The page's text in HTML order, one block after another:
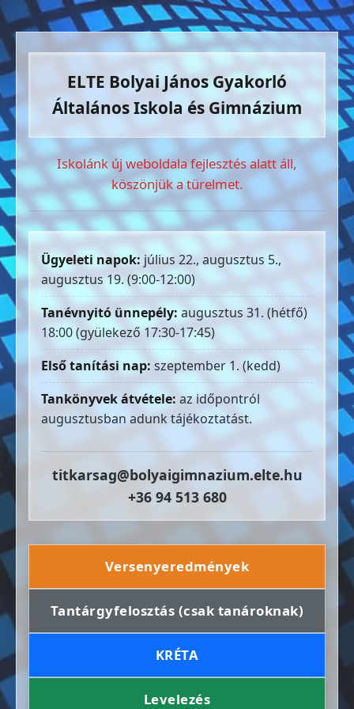
ELTE Bolyai János Gyakorló
Általános Iskola és Gimnázium
Iskolánk új weboldala fejlesztés alatt áll,
köszönjük a türelmet.
Ügyeleti napok: július 22., augusztus 5.,
augusztus 19. (9:00-12:00)
Tanévnyitó ünnepély: augusztus 31. (hétfő)
18:00 (gyülekező 17:30-17:45)
Első tanítási nap: szeptember 1. (kedd)
Tankönyvek átvétele: az időpontról
augusztusban adunk tájékoztatást.
titkarsag@bolyaigimnazium.elte.hu
+36 94 513 680
Versenyeredmények
Tantárgyfelosztás (csak tanároknak)
KRÉTA
Levelezés